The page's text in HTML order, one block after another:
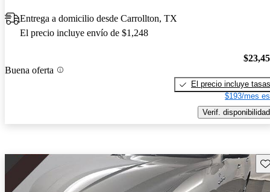
Entrega a domicilio desde Carrollton, TX
El precio incluye envío de $1,248
Buena oferta
El precio incluye tasas
$193/mes
Verif. disponibilidad